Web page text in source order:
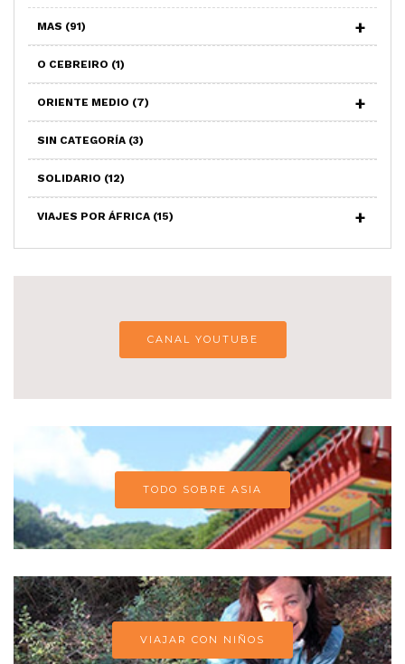
MAS (91)
O CEBREIRO (1)
ORIENTE MEDIO (7)
SIN CATEGORÍA (3)
SOLIDARIO (12)
VIAJES POR ÁFRICA (15)
CANAL YOUTUBE
TODO SOBRE ASIA
VIAJAR CON NIÑOS